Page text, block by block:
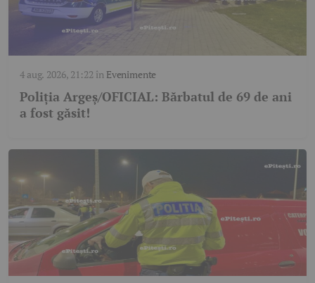
4 aug. 2026, 21:22 în Evenimente
Poliția Argeș/OFICIAL: Bărbatul de 69 de ani
a fost găsit!